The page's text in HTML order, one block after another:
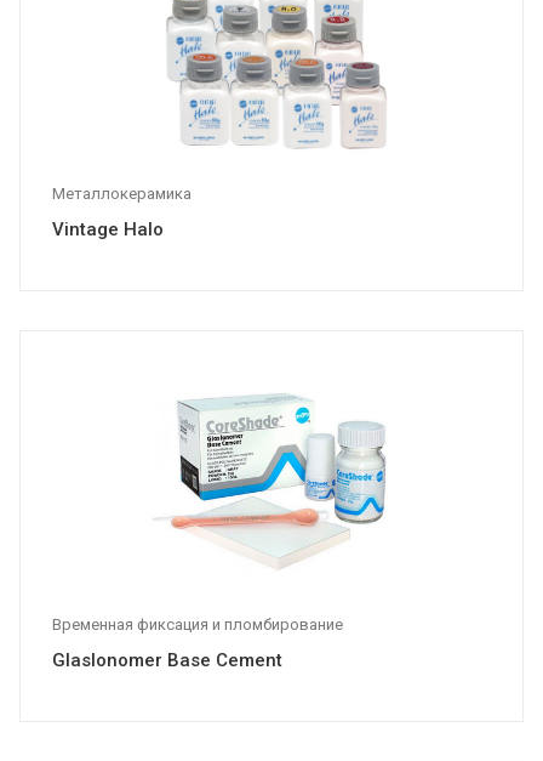
Металлокерамика
Vintage Halo
Временная фиксация и пломбирование
GlasIonomer Base Cement